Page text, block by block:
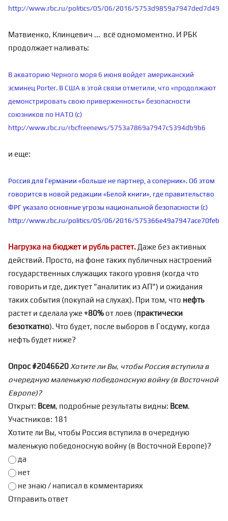
http://www.rbc.ru/politics/05/06/2016/
Матвиенко, Клинцевич ... всё одномоментно. И РБК
продолжает наливать:
В акваторию Черного моря 6 июня войдет американский
эсминец Porter. В США в этой связи отметили, что «продолжают
демонстрировать свою приверженность» безопасности
союзников по НАТО (с)
http://www.rbc.ru/rbcfreenews/5753a7869a7947c5394db9b6
и еще:
Россия для Германии «больше не партнер, а соперник». Об этом
говорится в новой редакции «Белой книги», где правительство
ФРГ указало основные угрозы национальной безопасности (с)
http://www.rbc.ru/politics/05/06/2016/575366e49a7947ace70feb9a
Нагрузка на бюджет и рубль растет. Даже без активных
действий. Просто, на фоне таких публичных настроений
государственных служащих такого уровня (когда что
говорить и где, диктует "аналитик из АП") и ожидания
таких события (покупай на слухах). При том, что нефть
растет и сделала уже +80% от лоев (практически
безоткатно). Что будет, после выборов в Госдуму, когда
нефть будет ниже?
Опрос #2046620 Хотите ли Вы, чтобы Россия вступила в
очередную маленькую победоносную войну (в Восточной
Европе)?
Открыт: Всем, подробные результаты видны: Всем.
Участников: 181
Хотите ли Вы, чтобы Россия вступила в очередную
маленькую победоносную войну (в Восточной Европе)?
да
нет
не знаю / написал в комментариях